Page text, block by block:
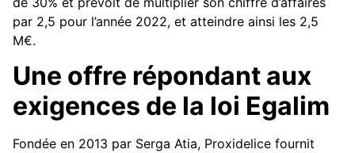
par 2,5 pour l’année 2022, et atteindre ainsi les 2,5
M€.
Une offre répondant aux
exigences de la loi Egalim
Fondée en 2013 par Serga Atia, Proxidelice fournit